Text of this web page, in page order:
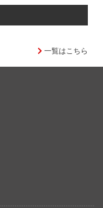
一覧はこちら